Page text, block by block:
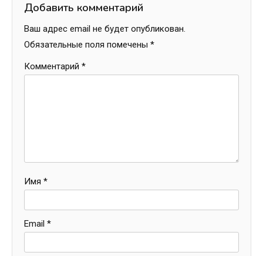
Добавить комментарий
Ваш адрес email не будет опубликован.
Обязательные поля помечены *
Комментарий *
Имя *
Email *